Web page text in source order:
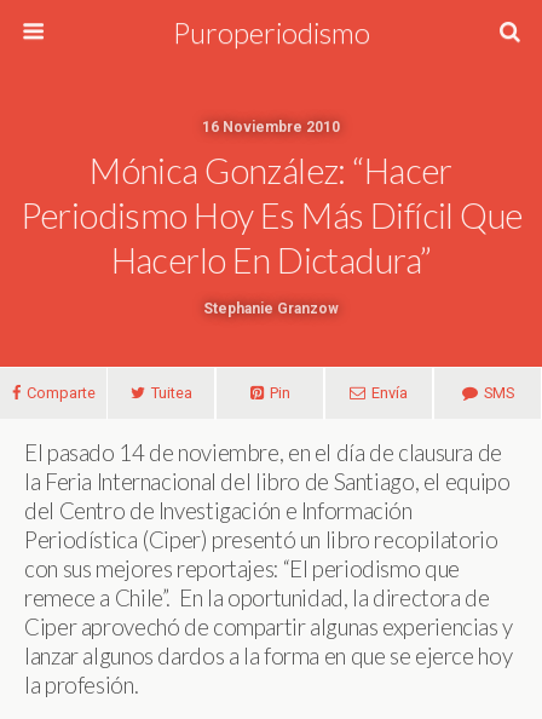
Puroperiodismo
16 Noviembre 2010
Mónica González: “Hacer
Periodismo Hoy Es Más Difícil Que
Hacerlo En Dictadura”
Stephanie Granzow
Comparte Tuitea Pin Envía SMS
El pasado 14 de noviembre, en el día de clausura de
la Feria Internacional del libro de Santiago, el equipo
del Centro de Investigación e Información
Periodística (Ciper) presentó un libro recopilatorio
con sus mejores reportajes: “El periodismo que
remece a Chile”. En la oportunidad, la directora de
Ciper aprovechó de compartir algunas experiencias y
lanzar algunos dardos a la forma en que se ejerce hoy
la profesión.